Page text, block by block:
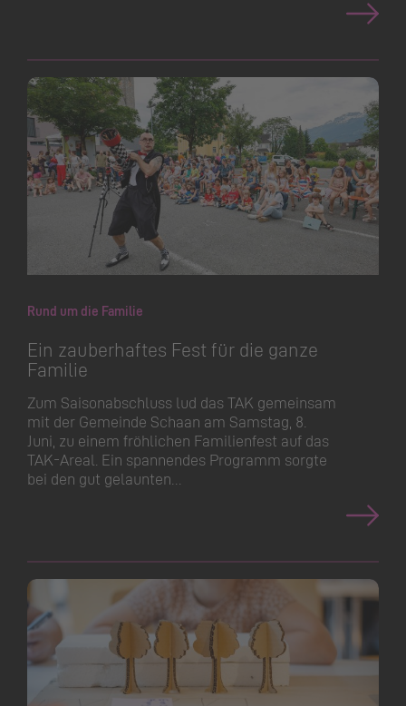
Rund um die Familie
Ein zauberhaftes Fest für die ganze
Familie
Zum Saisonabschluss lud das TAK gemeinsam
mit der Gemeinde Schaan am Samstag, 8.
Juni, zu einem fröhlichen Familienfest auf das
TAK-Areal. Ein spannendes Programm sorgte
bei den gut gelaunten…